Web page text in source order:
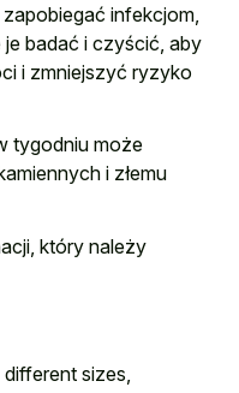
infekcjom,
badać i czyścić, aby
i zmniejszyć ryzyko
tygodniu może
i złemu
który należy
sizes,